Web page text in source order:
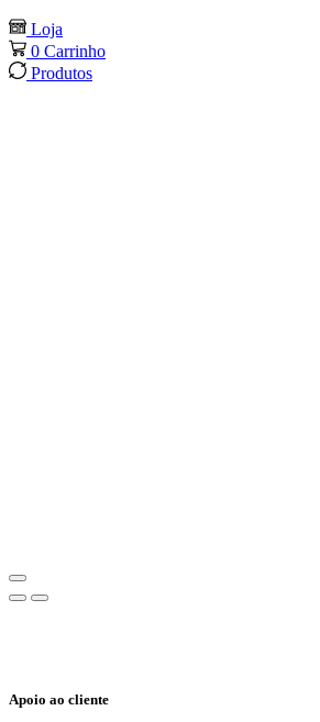
Loja
0 Carrinho
Produtos
Apoio ao cliente